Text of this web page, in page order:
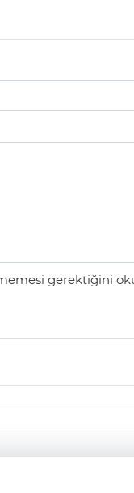
gerektiğini